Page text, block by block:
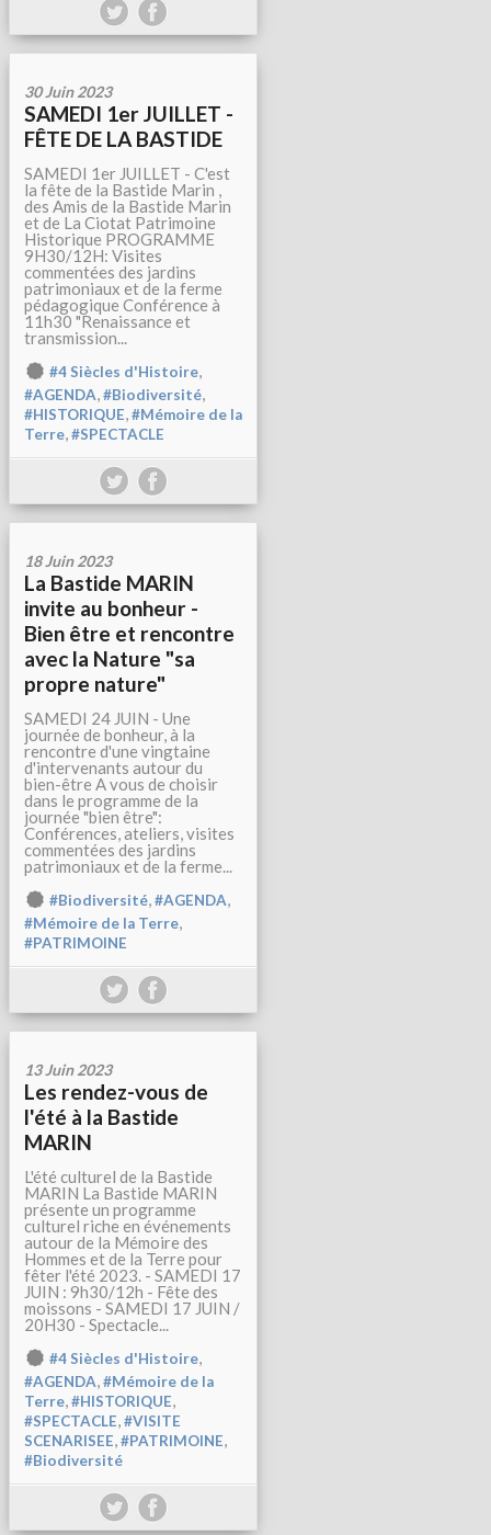
30 Juin 2023
SAMEDI 1er JUILLET -
FÊTE DE LA BASTIDE
SAMEDI 1er JUILLET - C'est
la fête de la Bastide Marin ,
des Amis de la Bastide Marin
et de La Ciotat Patrimoine
Historique PROGRAMME
9H30/12H: Visites
commentées des jardins
patrimoniaux et de la ferme
pédagogique Conférence à
11h30 "Renaissance et
transmission...
#4 Siècles d'Histoire,
#AGENDA,#Biodiversité,
#HISTORIQUE,#Mémoire de la
Terre,#SPECTACLE
18 Juin 2023
La Bastide MARIN
invite au bonheur -
Bien être et rencontre
avec la Nature "sa
propre nature"
SAMEDI 24 JUIN - Une
journée de bonheur, à la
rencontre d'une vingtaine
d'intervenants autour du
bien-être A vous de choisir
dans le programme de la
journée "bien être":
Conférences, ateliers, visites
commentées des jardins
patrimoniaux et de la ferme...
#Biodiversité,#AGENDA,
#Mémoire de la Terre,
#PATRIMOINE
13 Juin 2023
Les rendez-vous de
l'été à la Bastide
MARIN
L'été culturel de la Bastide
MARIN La Bastide MARIN
présente un programme
culturel riche en événements
autour de la Mémoire des
Hommes et de la Terre pour
fêter l'été 2023. - SAMEDI 17
JUIN : 9h30/12h - Fête des
moissons - SAMEDI 17 JUIN /
20H30 - Spectacle...
#4 Siècles d'Histoire,
#AGENDA,#Mémoire de la
Terre,#HISTORIQUE,
#SPECTACLE,#VISITE
SCENARISEE,#PATRIMOINE,
#Biodiversité